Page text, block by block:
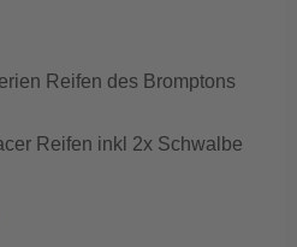
Reifen des Bromptons
Reifen inkl 2x Schwalbe
Guter Pannenschutz
Compound für beste